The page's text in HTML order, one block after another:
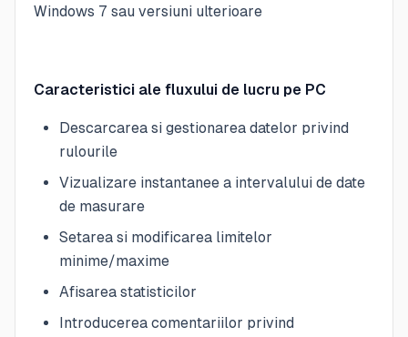
Windows 7 sau versiuni ulterioare
Caracteristici ale fluxului de lucru pe PC
Descarcarea si gestionarea datelor privind
rulourile
Vizualizare instantanee a intervalului de date
de masurare
Setarea si modificarea limitelor
minime/maxime
Afisarea statisticilor
Introducerea comentariilor privind